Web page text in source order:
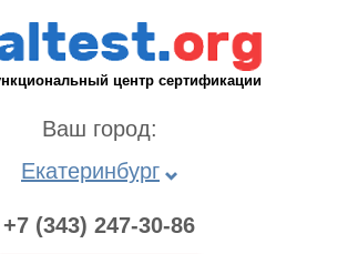
центр сертификации
Ваш город:
Екатеринбург
+7 (343) 247-30-86